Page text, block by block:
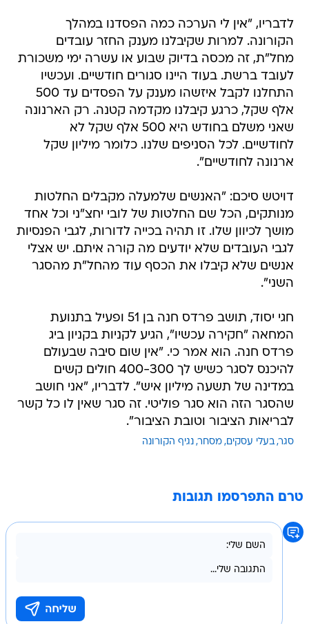
לדבריו, "אין לי הערכה כמה הפסדנו במהלך
הקורונה. למרות שקיבלנו מענק החזר עובדים
מחל"ת, זה מכסה בדיוק שבוע או עשרה ימי משכורת
לעובד ברשת. בעוד היינו סגורים חודשיים. ועכשיו
התחלנו לקבל איזשהו מענק על הפסדים עד 500
אלף שקל, כרגע קיבלנו מקדמה קטנה. רק הארנונה
שאני משלם בחודש היא 500 אלף שקל לא
לחודשיים. לכל הסניפים שלנו. כלומר מיליון שקל
ארנונה לחודשיים".
דויטש סיכם: "האנשים שלמעלה מקבלים החלטות
מנותקים, הכל שם החלטות של לובי יחצ"ני וכל אחד
מושך לכיוון שלו. זו תהיה בכייה לדורות, לגבי הפנסיות
לגבי העובדים שלא יודעים מה קורה איתם. יש אצלי
אנשים שלא קיבלו את הכסף עוד מהחל"ת מהסגר
השני".
חגי יסוד, תושב פרדס חנה בן 51 ופעיל בתנועת
המחאה "חקירה עכשיו", הגיע לקניות בקניון ביג
פרדס חנה. הוא אמר כי. "אין שום סיבה שבעולם
להיכנס לסגר כשיש לך 400-300 חולים קשים
במדינה של תשעה מיליון איש". לדבריו, "אני חושב
שהסגר הזה הוא סגר פוליטי. זה סגר שאין לו כל קשר
לבריאות הציבור וטובת הציבור".
סגר בעלי עסקים מסחר נגיף הקורונה
טרם התפרסמו תגובות